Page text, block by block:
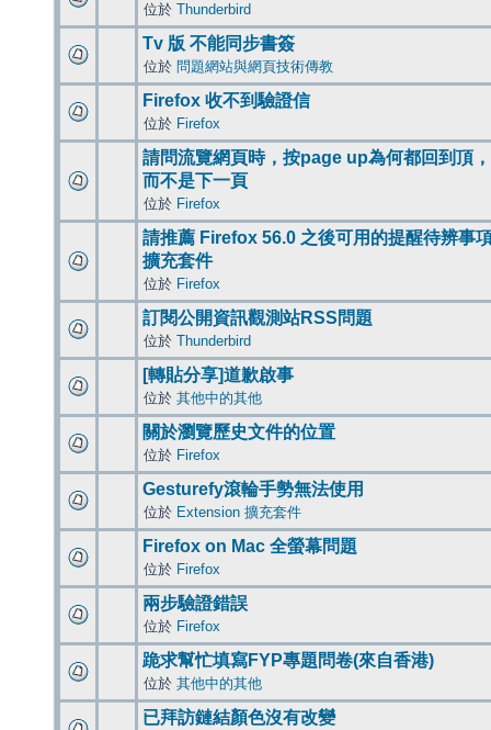
位於 Thunderbird
Tv 版 不能同步書簽
位於 問題網站與網頁技術傳教
Firefox 收不到驗證信
位於 Firefox
請問流覽網頁時，按page up為何都回到頂，
而不是下一頁
位於 Firefox
請推薦 Firefox 56.0 之後可用的提醒待辨事
擴充套件
位於 Firefox
訂閱公開資訊觀測站RSS問題
位於 Thunderbird
[轉貼分享]道歉啟事
位於 其他中的其他
關於瀏覽歷史文件的位置
位於 Firefox
Gesturefy滾輪手勢無法使用
位於 Extension 擴充套件
Firefox on Mac 全螢幕問題
位於 Firefox
兩步驗證錯誤
位於 Firefox
跪求幫忙填寫FYP專題問卷(來自香港)
位於 其他中的其他
已拜訪鏈結顏色沒有改變